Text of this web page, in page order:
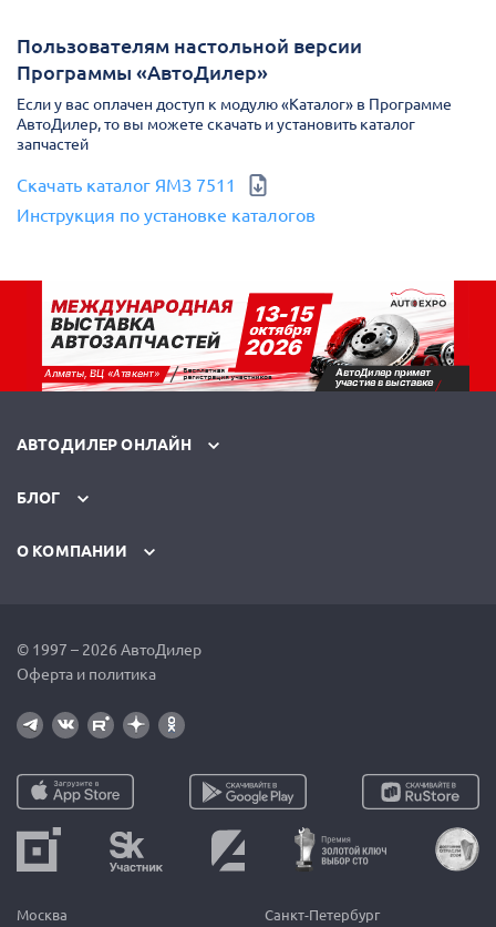
Пользователям настольной версии
Программы «АвтоДилер»
Если у вас оплачен доступ к модулю «Каталог» в Программе
АвтоДилер, то вы можете скачать и установить каталог
запчастей
Скачать каталог ЯМЗ 7511
Инструкция по установке каталогов
АВТОДИЛЕР ОНЛАЙН
БЛОГ
О КОМПАНИИ
© 1997 – 2026 АвтоДилер
Оферта и политика
Москва Санкт-Петербург